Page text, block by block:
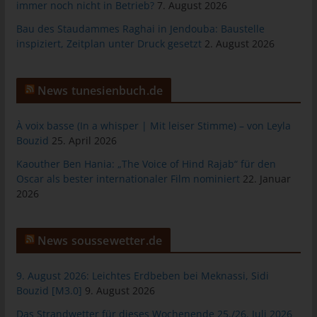
immer noch nicht in Betrieb? 7. August 2026
Bau des Staudammes Raghai in Jendouba: Baustelle
inspiziert, Zeitplan unter Druck gesetzt 2. August 2026
News tunesienbuch.de
À voix basse (In a whisper | Mit leiser Stimme) – von Leyla
Bouzid 25. April 2026
Kaouther Ben Hania: „The Voice of Hind Rajab“ für den
Oscar als bester internationaler Film nominiert 22. Januar
2026
News soussewetter.de
9. August 2026: Leichtes Erdbeben bei Meknassi, Sidi
Bouzid [M3.0] 9. August 2026
Das Strandwetter für dieses Wochenende 25./26. Juli 2026
Gesamtheit der Mitarbeiter des für die Verarbeitung
Verantwortlichen stehen der betroffenen Person in diesem
Zusammenhang als Ansprechpartner zur Verfügung.
Kontaktmöglichkeit über die Internetseite
Die Internetseite enthält aufgrund von gesetzlichen Vorschriften
Angaben, die eine schnelle elektronische Kontaktaufnahme zu
unserem Unternehmen sowie eine unmittelbare Kommunikation
sogenannten elektronischen Post (E-Mail-Adresse) umfasst.
Sofern eine betroffene Person per E-Mail oder über ein
Kontaktformular den Kontakt mit dem für die Verarbeitung
Person übermittelten personenbezogenen Daten automatisch
gespeichert. Solche auf freiwilliger Basis von einer betroffenen
übermittelten personenbezogenen Daten werden für Zwecke
der Bearbeitung oder der Kontaktaufnahme zur betroffenen